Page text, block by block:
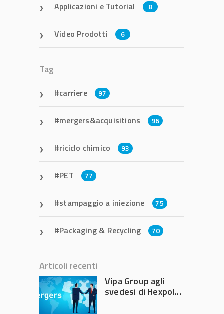
Applicazioni e Tutorial 8
Video Prodotti 6
Tag
carriere 97
mergers&acquisitions 96
riciclo chimico 93
PET 77
stampaggio a iniezione 75
Packaging & Recycling 70
Articoli recenti
Vipa Group agli
svedesi di Hexpol